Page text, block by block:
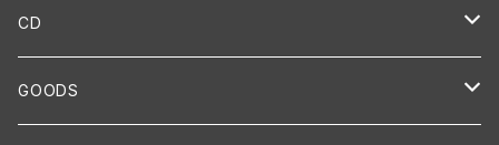
T-SHIRT
HEAD
CD
LIVE
GOODS